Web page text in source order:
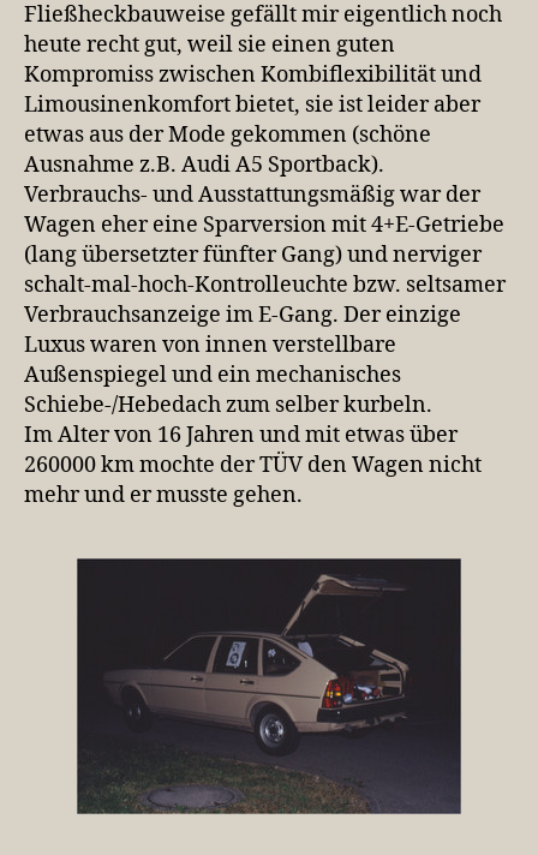
Fließheckbauweise gefällt mir eigentlich noch
heute recht gut, weil sie einen guten
Kompromiss zwischen Kombiflexibilität und
Limousinenkomfort bietet, sie ist leider aber
etwas aus der Mode gekommen (schöne
Ausnahme z.B. Audi A5 Sportback).
Verbrauchs- und Ausstattungsmäßig war der
Wagen eher eine Sparversion mit 4+E-Getriebe
(lang übersetzter fünfter Gang) und nerviger
schalt-mal-hoch-Kontrolleuchte bzw. seltsamer
Verbrauchsanzeige im E-Gang. Der einzige
Luxus waren von innen verstellbare
Außenspiegel und ein mechanisches
Schiebe-/Hebedach zum selber kurbeln.
Im Alter von 16 Jahren und mit etwas über
260000 km mochte der TÜV den Wagen nicht
mehr und er musste gehen.